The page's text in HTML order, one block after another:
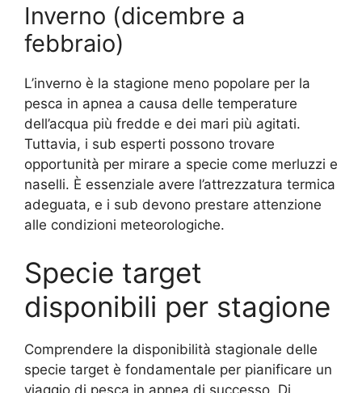
Inverno (dicembre a
febbraio)
L’inverno è la stagione meno popolare per la
pesca in apnea a causa delle temperature
dell’acqua più fredde e dei mari più agitati.
Tuttavia, i sub esperti possono trovare
opportunità per mirare a specie come merluzzi e
naselli. È essenziale avere l’attrezzatura termica
adeguata, e i sub devono prestare attenzione
alle condizioni meteorologiche.
Specie target
disponibili per stagione
Comprendere la disponibilità stagionale delle
specie target è fondamentale per pianificare un